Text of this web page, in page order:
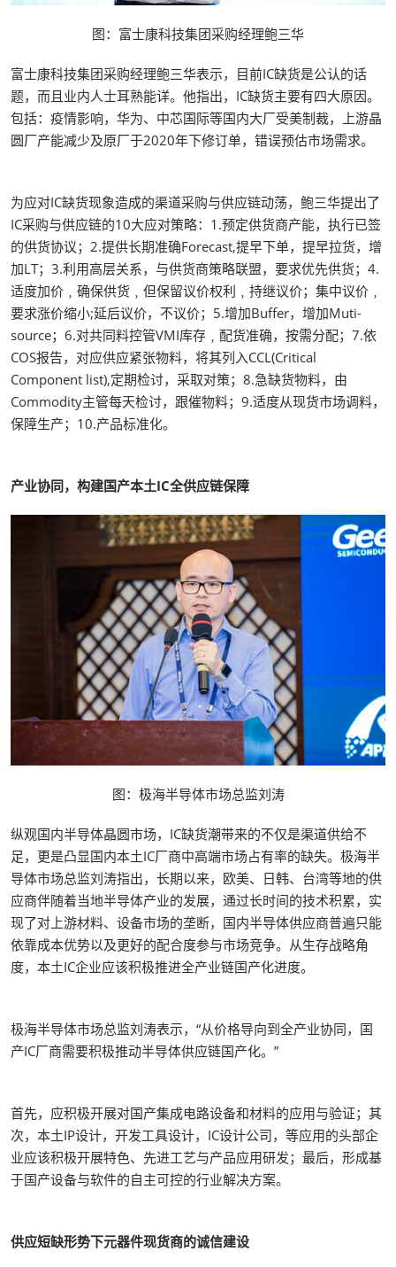
图：富士康科技集团采购经理鲍三华
富士康科技集团采购经理鲍三华表示，目前IC缺货是公认的话
题，而且业内人士耳熟能详。他指出，IC缺货主要有四大原因。
包括：疫情影响，华为、中芯国际等国内大厂受美制裁，上游晶
圆厂产能减少及原厂于2020年下修订单，错误预估市场需求。
为应对IC缺货现象造成的渠道采购与供应链动荡，鲍三华提出了
IC采购与供应链的10大应对策略：1.预定供货商产能，执行已签
的供货协议；2.提供长期准确Forecast,提早下单，提早拉货，增
加LT；3.利用高层关系，与供货商策略联盟，要求优先供货；4.
适度加价﹐确保供货﹐但保留议价权利﹐持继议价；集中议价﹐
要求涨价缩小;延后议价，不议价；5.增加Buffer，增加Muti-
source；6.对共同料控管VMI库存﹐配货准确，按需分配；7.依
COS报告，对应供应紧张物料，将其列入CCL(Critical
Component list),定期检讨，采取对策；8.急缺货物料，由
Commodity主管每天检讨，跟催物料；9.适度从现货市场调料，
保障生产；10.产品标准化。
产业协同，构建国产本土IC全供应链保障
图：极海半导体市场总监刘涛
纵观国内半导体晶圆市场，IC缺货潮带来的不仅是渠道供给不
足，更是凸显国内本土IC厂商中高端市场占有率的缺失。极海半
导体市场总监刘涛指出，长期以来，欧美、日韩、台湾等地的供
应商伴随着当地半导体产业的发展，通过长时间的技术积累，实
现了对上游材料、设备市场的垄断，国内半导体供应商普遍只能
依靠成本优势以及更好的配合度参与市场竞争。从生存战略角
度，本土IC企业应该积极推进全产业链国产化进度。
极海半导体市场总监刘涛表示，“从价格导向到全产业协同，国
产IC厂商需要积极推动半导体供应链国产化。”
首先，应积极开展对国产集成电路设备和材料的应用与验证；其
次，本土IP设计，开发工具设计，IC设计公司，等应用的头部企
业应该积极开展特色、先进工艺与产品应用研发；最后，形成基
于国产设备与软件的自主可控的行业解决方案。
供应短缺形势下元器件现货商的诚信建设